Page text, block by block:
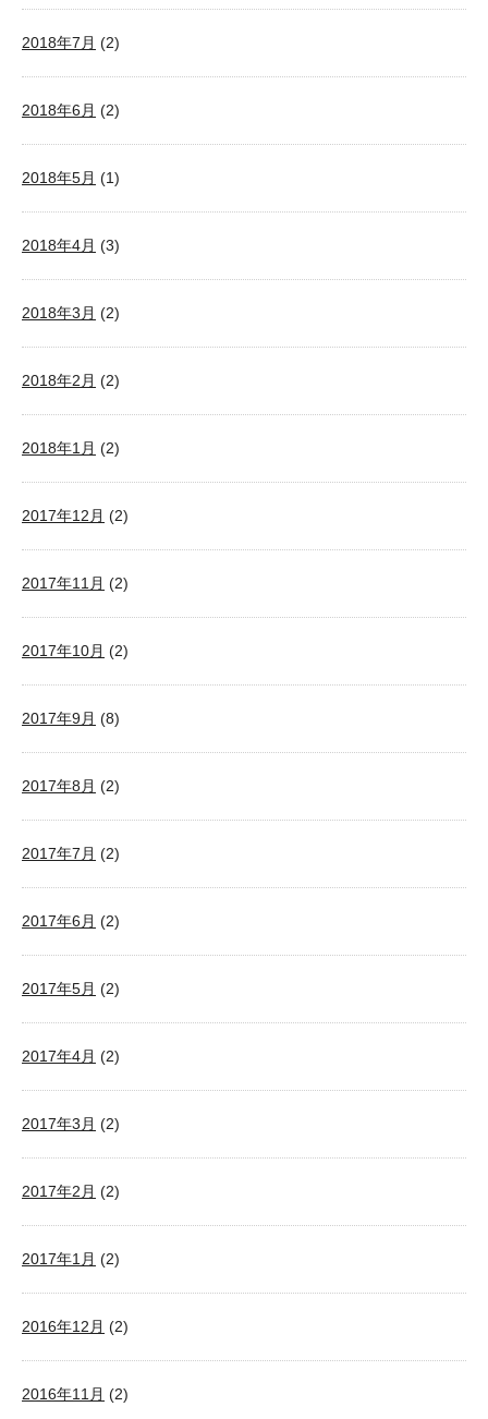
2018年7月 (2)
2018年6月 (2)
2018年5月 (1)
2018年4月 (3)
2018年3月 (2)
2018年2月 (2)
2018年1月 (2)
2017年12月 (2)
2017年11月 (2)
2017年10月 (2)
2017年9月 (8)
2017年8月 (2)
2017年7月 (2)
2017年6月 (2)
2017年5月 (2)
2017年4月 (2)
2017年3月 (2)
2017年2月 (2)
2017年1月 (2)
2016年12月 (2)
2016年11月 (2)